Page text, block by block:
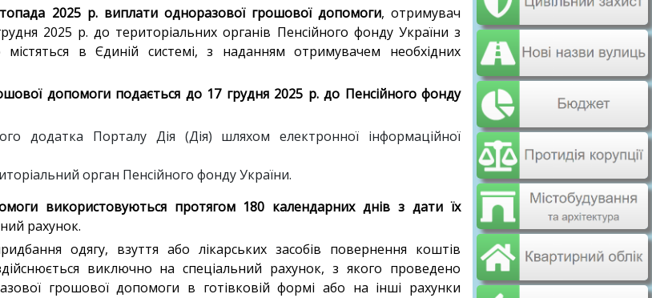
2025 р. виплати одноразової грошової допомоги, отримувач
2025 р. до територіальних органів Пенсійного фонду України з
в Єдиній системі, з наданням отримувачем необхідних
допомоги подається до 17 грудня 2025 р. до Пенсійного фонду
додатка Порталу Дія (Дія) шляхом електронної інформаційної
орган Пенсійного фонду України.
використовуються протягом 180 календарних днів з дати їх
рахунок.
одягу, взуття або лікарських засобів повернення коштів
виключно на спеціальний рахунок, з якого проведено
грошової допомоги в готівковій формі або на інші рахунки